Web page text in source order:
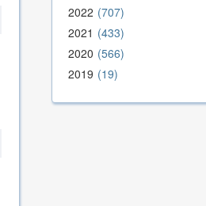
2022 707
2021
433
2020 566
2019 19